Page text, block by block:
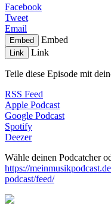
Facebook
Tweet
Email
Embed Embed
Link Link
Teile diese Episode mit
RSS Feed
Apple Podcast
Google Podcast
Spotify
Deezer
Wähle deinen Podcatcher
https://
podcast/feed/